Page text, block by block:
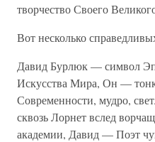
творчество Своего
Вот несколько
Давид Бурлюк — символ
Искусства Мира, Он —
Современности, мудро,
сквозь Лорнет вслед
академии, Давид — Поэт